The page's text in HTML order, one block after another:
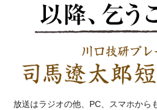
放送はラジオの他、PC、スマホから